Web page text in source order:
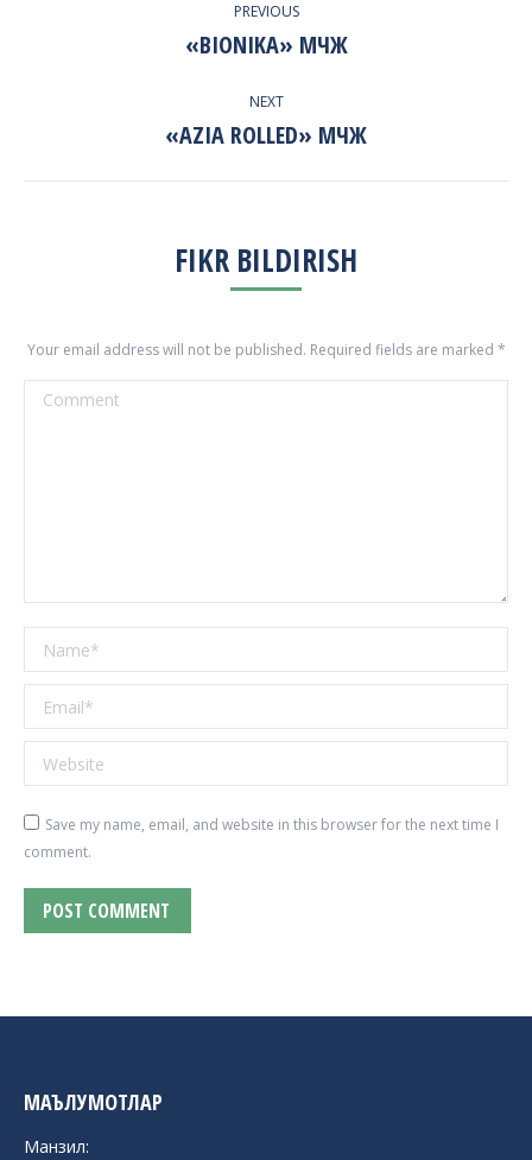
NAVIGATION
PREVIOUS
Previous
«BIONIKA» МЧЖ
NEXT
Next
«AZIA ROLLED» МЧЖ
FIKR BILDIRISH
Your email address will not be published. Required fields are marked *
Comment
Name *
Email *
Website
Save my name, email, and website in this browser for the next time I
comment.
POST COMMENT
МАЪЛУМОТЛАР
Манзил: